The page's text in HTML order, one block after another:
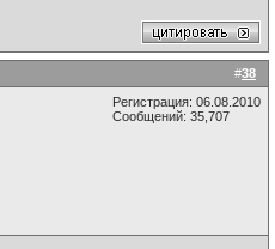
#38
Регистрация: 06.08.2010
Сообщений: 35,707